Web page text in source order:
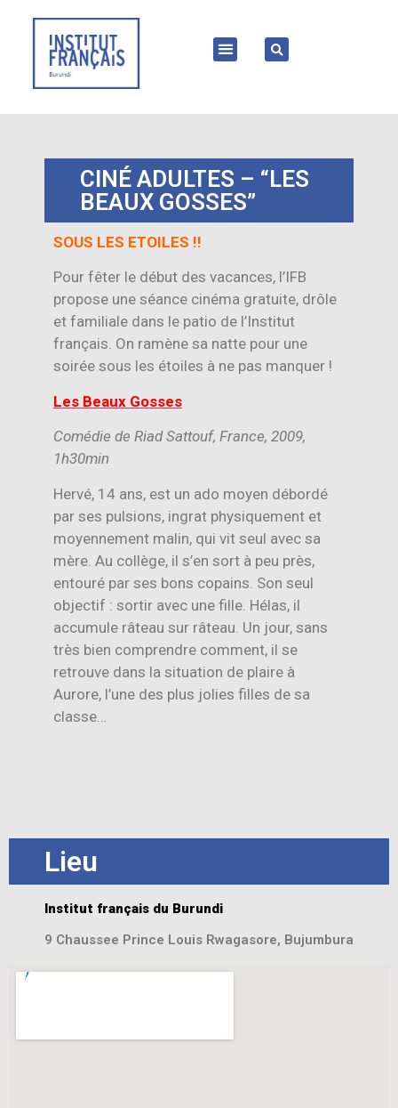
CINÉ ADULTES – “LES
BEAUX GOSSES”
SOUS LES ETOILES !!
Pour fêter le début des vacances, l’IFB
propose une séance cinéma gratuite, drôle
et familiale dans le patio de l’Institut
français. On ramène sa natte pour une
soirée sous les étoiles à ne pas manquer !
Les Beaux Gosses
Comédie de Riad Sattouf, France, 2009,
1h30min
Hervé, 14 ans, est un ado moyen débordé
par ses pulsions, ingrat physiquement et
moyennement malin, qui vit seul avec sa
mère. Au collège, il s’en sort à peu près,
entouré par ses bons copains. Son seul
objectif : sortir avec une fille. Hélas, il
accumule râteau sur râteau. Un jour, sans
très bien comprendre comment, il se
retrouve dans la situation de plaire à
Aurore, l’une des plus jolies filles de sa
classe…
Lieu
Institut français du Burundi
9 Chaussee Prince Louis Rwagasore, Bujumbura